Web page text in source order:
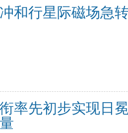
和行星际磁场急
率先初步实现日